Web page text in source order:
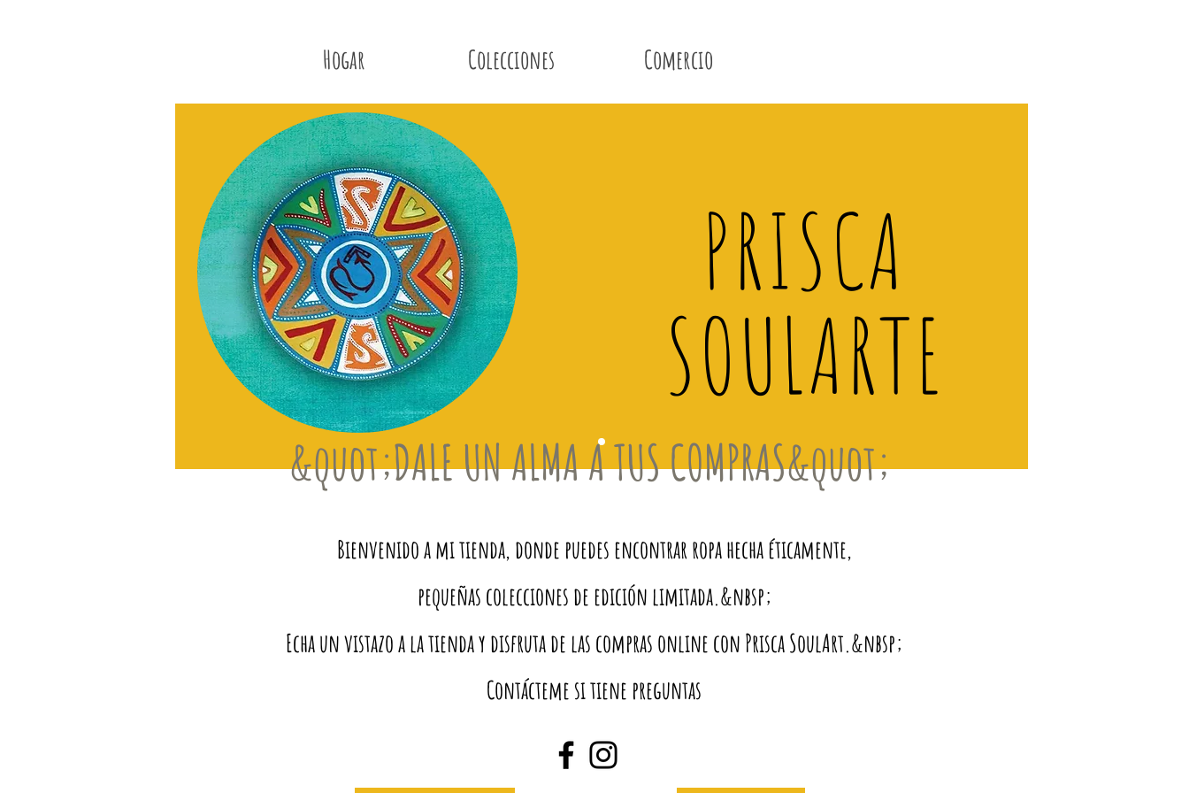
Hogar Colecciones Comercio
PRISCA
SOULARTE
&quot;DALE UN ALMA A TUS COMPRAS&quot;
Bienvenido a mi tienda, donde puedes encontrar ropa hecha éticamente,
pequeñas colecciones de edición limitada.&nbsp;
Echa un vistazo a la tienda y disfruta de las compras online con Prisca SoulArt.&nbsp;
Contácteme si tiene preguntas